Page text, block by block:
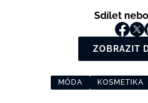
Sdílet
ZOBRAZIT
MÓDA KOSMETIKA